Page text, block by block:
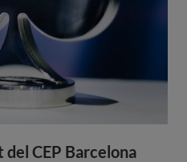
CEP Barcelona